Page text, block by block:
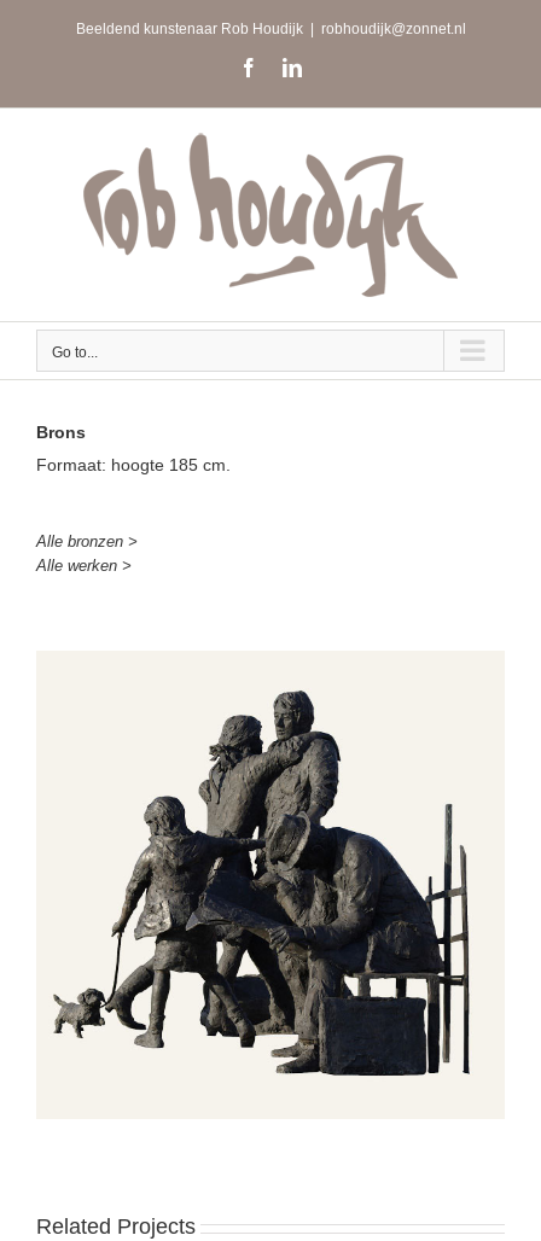
Beeldend kunstenaar Rob Houdijk robhoudijk@zonnet.nl
FacebookLinkedIn
Go to...
Brons
Formaat: hoogte 185 cm.
Alle bronzen >
Alle werken >
Related Projects